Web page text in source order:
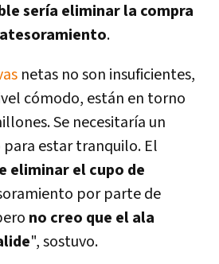
sería eliminar la compra
.
netas no son insuficientes,
cómodo, están en torno
Se necesitaría un
estar tranquilo. El
eliminar el cupo de
por parte de
no creo que el ala
", sostuvo.